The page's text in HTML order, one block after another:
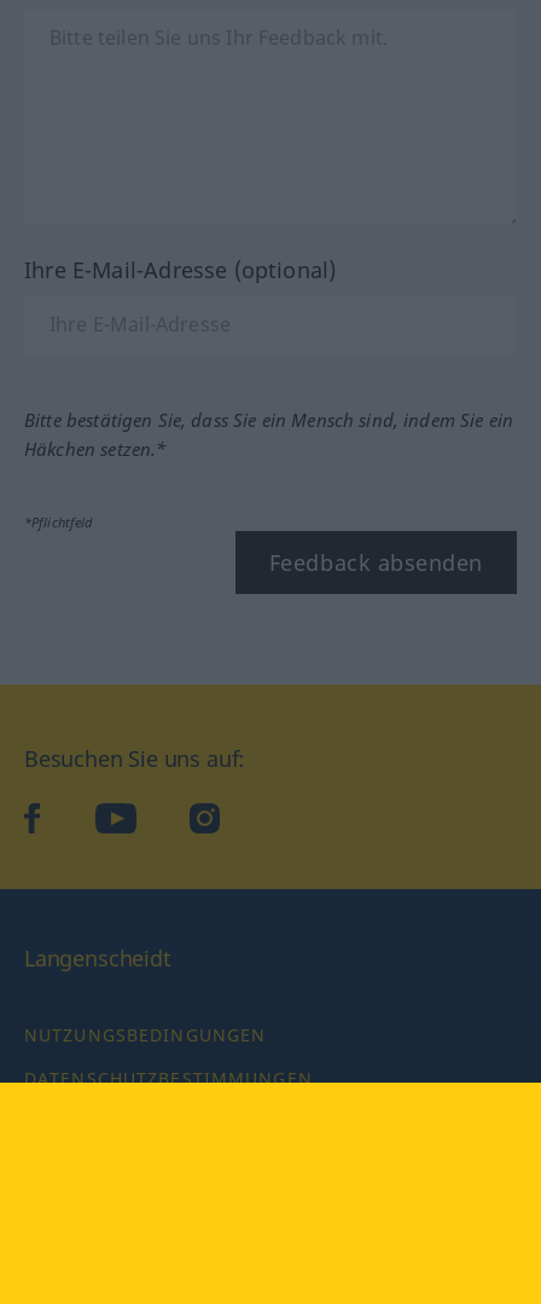
Ihre E-Mail-Adresse (optional)
Bitte bestätigen Sie, dass Sie ein Mensch sind, indem Sie ein
Häkchen setzen.*
*Pflichtfeld
Feedback absenden
Besuchen Sie uns auf:
facebookYouTube Instagram
Langenscheidt
NUTZUNGSBEDINGUNGEN
DATENSCHUTZBESTIMMUNGEN